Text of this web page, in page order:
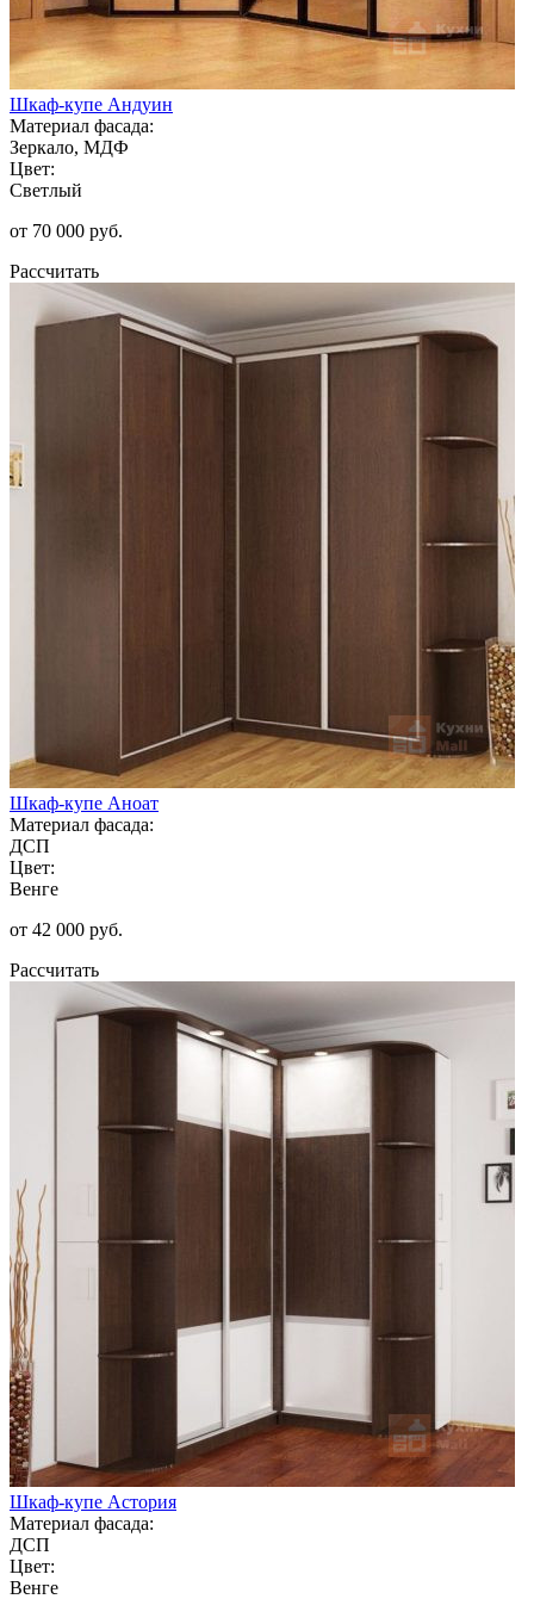
Шкаф-купе Андуин
Материал фасада:
Зеркало, МДФ
Цвет:
Светлый
от 70 000 руб.
Рассчитать
Шкаф-купе Аноат
Материал фасада:
ДСП
Цвет:
Венге
от 42 000 руб.
Рассчитать
Шкаф-купе Астория
Материал фасада:
ДСП
Цвет:
Венге